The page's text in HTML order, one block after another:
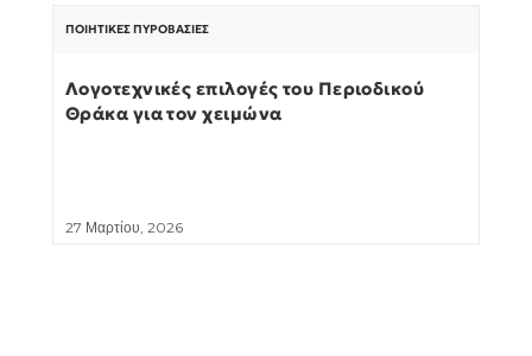
ΠΟΙΗΤΙΚΈΣ ΠΥΡΟΒΑΣΊΕΣ
Λογοτεχνικές επιλογές του Περιοδικού
Θράκα για τον χειμώνα
27 Μαρτίου, 2026